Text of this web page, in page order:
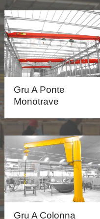
Gru A Ponte
Monotrave
Gru A Colonna